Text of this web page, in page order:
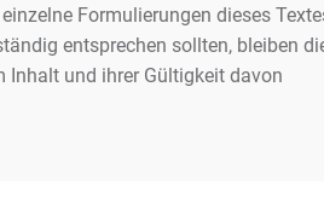
Formulierungen dieses
entsprechen sollten, bleiben
Inhalt und ihrer Gültigkeit davon